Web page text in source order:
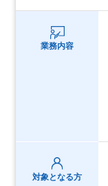
業務内容
対象となる方